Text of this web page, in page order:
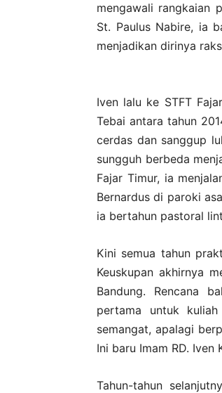
mengawali rangkaian
St. Paulus Nabire, ia
menjadikan dirinya
Iven lalu ke STFT
Tebai antara tahun
cerdas dan sanggup
sungguh berbeda
Fajar Timur, ia
Bernardus di paroki
ia bertahun pastoral
Kini semua tahun
Keuskupan akhirnya
Bandung. Rencana
pertama untuk
semangat, apalagi
Ini baru Imam RD. Iven
Tahun-tahun